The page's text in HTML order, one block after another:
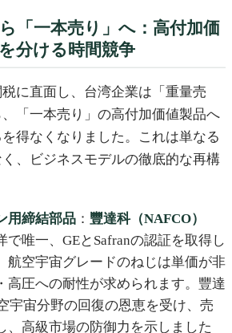
「一本売り」へ：高付加価
分ける時間競争
に直面し、台湾企業は「重量売
「一本売り」の高付加価値製品へ
得なくなりました。これは単なる
、ビジネスモデルの徹底的な再構
用締結部品 ： 豐達科（NAFCO）
で唯一、GEとSafranの認証を取得し
航空宇宙グレードのねじは単価が非
高圧への耐性が求められます。豐達
宇宙分野の回復の恩恵を受け、売
、高級市場の防御力を示しました